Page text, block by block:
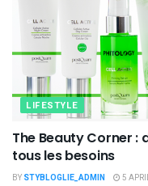
LIFESTYLE
The Beauty Corner :
tous les besoins
BY STYBLOGLIE_ADMIN 5